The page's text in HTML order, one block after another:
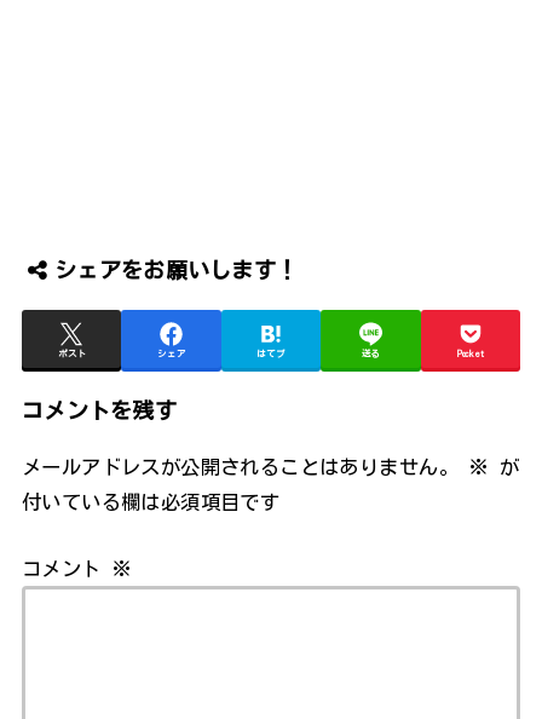
シェアをお願いします！
ポスト シェア はてブ 送る Pocket
コメントを残す
メールアドレスが公開されることはありません。 ※
が
付いている欄は必須項目です
コメント ※